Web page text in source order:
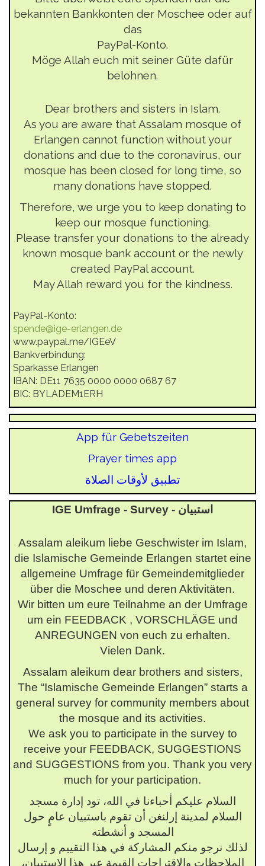
bekannten Bankkonten der Moschee oder auf
das
PayPal-Konto.
Möge Allah euch mit seiner Güte dafür
belohnen.
Dear brothers and sisters in Islam.
As you are aware that Assalam mosque of
Erlangen cannot function without your
donations and due to the coronavirus, our
mosque has been closed for long time, so
many donations have stopped.
Therefore, we urge you to keep donating to
keep our mosque functioning.
Please transfer your donations to the already
known mosque bank account or the newly
created PayPal account.
May Allah reward you for the kindness.
PayPal-Konto:
spende@ige-erlangen.de
www.paypal.me/IGEeV
Bankverbindung:
Sparkasse Erlangen
IBAN: DE11 7635 0000 0000 0687 67
BIC: BYLADEM1ERH
App für Gebetszeiten
Prayer times app
تطبیق لأوقات الصلاة
IGE Umfrage - Survey - استبيان
Assalam aleikum liebe Geschwister im Islam,
die Islamische Gemeinde Erlangen startet eine
allgemeine Umfrage für Gemeindemitglieder
über die Moschee und deren Aktivitäten.
Wir bitten um eure Teilnahme an der Umfrage
um ein FEEDBACK , VORSCHLÄGE und
ANREGUNGEN von euch zu erhalten.
Vielen Dank.
Assalam aleikum dear brothers and sisters,
The “Islamische Gemeinde Erlangen” starts a
general survey for community members about
the mosque and its activities.
We ask you to participate in the survey to
receive your FEEDBACK, SUGGESTIONS
and SUGGESTIONS from you. Thank you very
much for your participation.
السلام عليكم أحباءنا في الله، تود إدارة مسجد
السلام لمدينة إرلنغن أن تقوم باستبيان عامٍ حول
المسجد و أنشطته
لذلك نرجو منكم المشاركة في هذا التقييم و إرسال
الملاحظات والاقتراحات القيمة عبر هذا الاستبيان،